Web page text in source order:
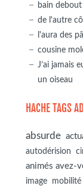
bain debout
de l'autre
l'aura des
cousine
J’ai jamais
un oiseau
HACHE TAGS
absurde
autodérision
animés avez-
image mobilité